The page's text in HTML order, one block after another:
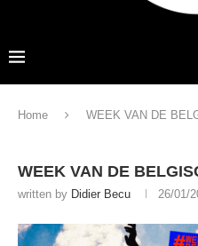
Home WEEK VAN DE
WEEK VAN DE
written by Didier Becu 26/01/